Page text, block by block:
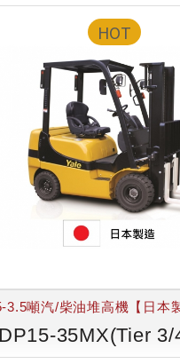
3.5噸汽/柴油堆高機【日本
35MX(Tier 3/